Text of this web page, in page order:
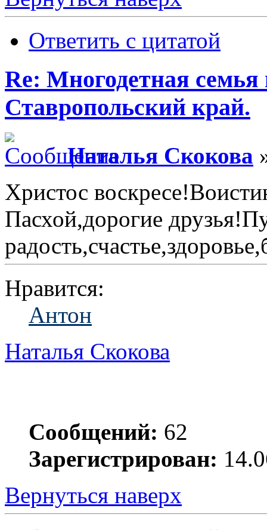
Ответить с цитатой
Re: Многодетная
Ставропольский край.
Наталья Скокова
Христос
Пасхой,дорогие
Нравится:
Антон
Наталья Скокова
Сообщений: 62
Зарегистрирован:
Вернуться наверх